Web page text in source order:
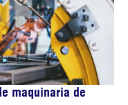
maquinaria de